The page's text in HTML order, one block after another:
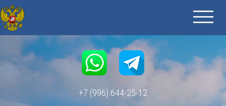
+7 (996) 644-25-12